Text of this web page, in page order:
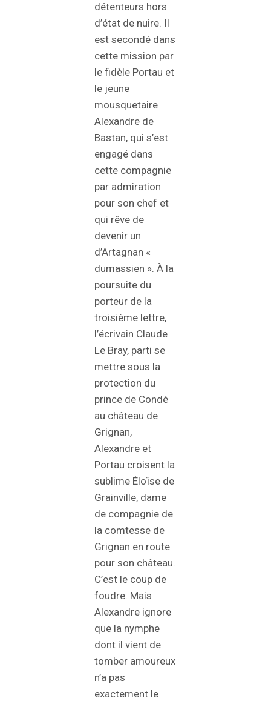
détenteurs hors
d’état de nuire. Il
est secondé dans
cette mission par
le fidèle Portau et
le jeune
mousquetaire
Alexandre de
Bastan, qui s’est
engagé dans
cette compagnie
par admiration
pour son chef et
qui rêve de
devenir un
d’Artagnan «
dumassien ». À la
poursuite du
porteur de la
troisième lettre,
l’écrivain Claude
Le Bray, parti se
mettre sous la
protection du
prince de Condé
au château de
Grignan,
Alexandre et
Portau croisent la
sublime Éloïse de
Grainville, dame
de compagnie de
la comtesse de
Grignan en route
pour son château.
C’est le coup de
foudre. Mais
Alexandre ignore
que la nymphe
dont il vient de
tomber amoureux
n’a pas
exactement le